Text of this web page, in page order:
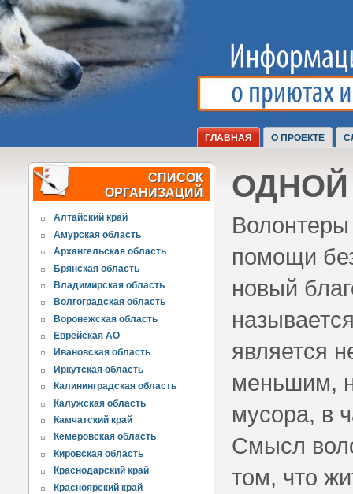
ГЛАВНАЯ О ПРОЕКТЕ
СПИСОК
ОРГАНИЗАЦИЙ
Алтайский край
Амурская область
Архангельская область
Брянская область
Владимирская область
Волгоградская область
Воронежская область
Еврейская АО
Ивановская область
Иркутская область
Калининградская область
Калужская область
Камчатский край
Кемеровская область
Кировская область
Краснодарский край
Красноярский край
ОДНОЙ
Волонтеры
помощи
новый
является
меньшим,
мусора, в
Смысл
том, что